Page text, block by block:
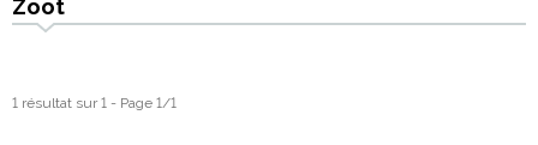
Zoot
1 résultat sur 1 - Page 1/1